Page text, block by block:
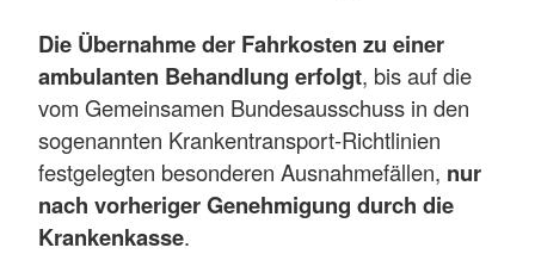
Die Übernahme der Fahrkosten zu einer
ambulanten Behandlung erfolgt, bis auf die
vom Gemeinsamen Bundesausschuss in den
sogenannten Krankentransport-Richtlinien
festgelegten besonderen Ausnahmefällen, nur
nach vorheriger Genehmigung durch die
Krankenkasse.